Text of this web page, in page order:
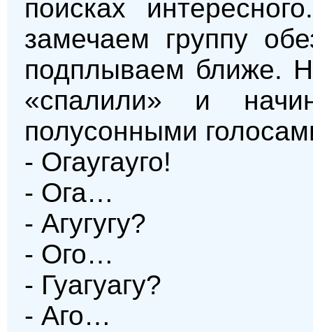
поисках
замечаем группу
подплываем ближе.
«спалили» и
полусонными
- Огаугауго!
- Ога…
- Агугугу?
- Ого…
- Гуагуагу?
- Аго…